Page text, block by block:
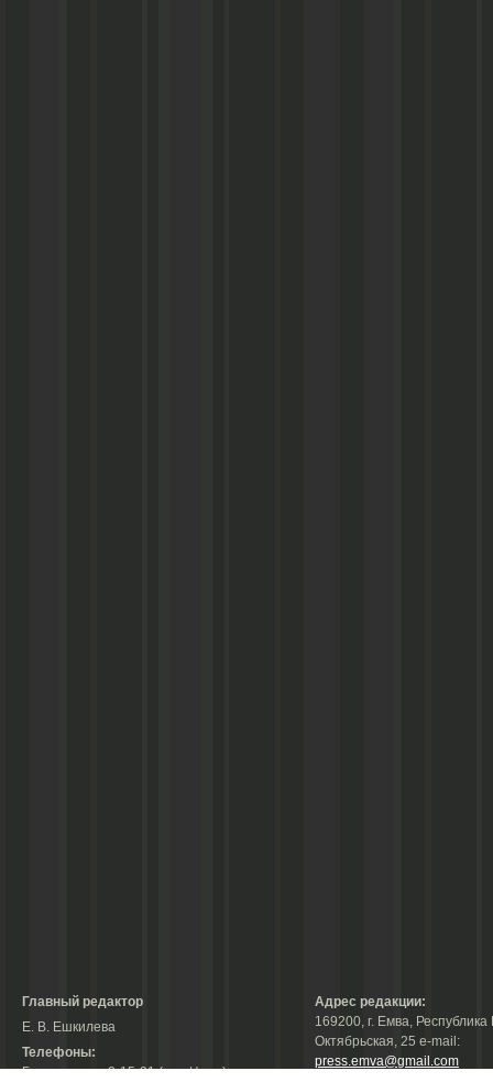
Главный редактор
Е. В. Ешкилева
Телефоны:
Гл. редактор: 2-15-31 (тел./факс);
Адрес редакции:
169200, г. Емва, Республика
Октябрьская, 25 е-mail:
press.emva@gmail.com